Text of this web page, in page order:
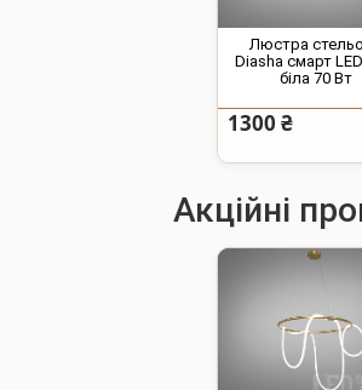
Люстра
Diasha смарт
біла 70 Вт
1300 ₴
Акційні